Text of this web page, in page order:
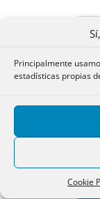
Principalmente
estadísticas propias
Cookie